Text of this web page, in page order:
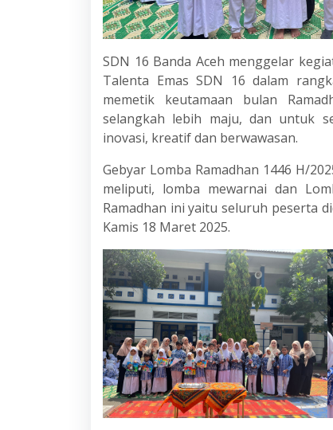
SDN 16 Banda Aceh menggelar
Talenta Emas SDN 16 dalam
memetik keutamaan bulan
selangkah lebih maju, dan untuk
inovasi, kreatif dan berwawasan.
Gebyar Lomba Ramadhan 1446 H/
meliputi, lomba mewarnai dan
Ramadhan ini yaitu seluruh peserta
Kamis 18 Maret 2025.